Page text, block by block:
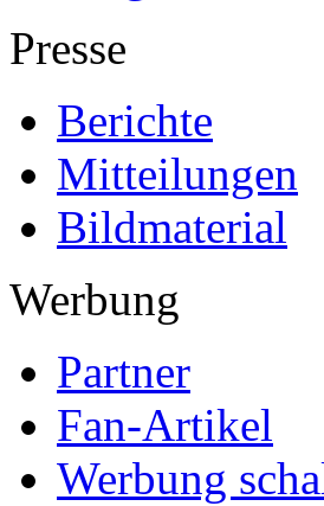
Presse
Berichte
Mitteilungen
Bildmaterial
Werbung
Partner
Fan-Artikel
Werbung